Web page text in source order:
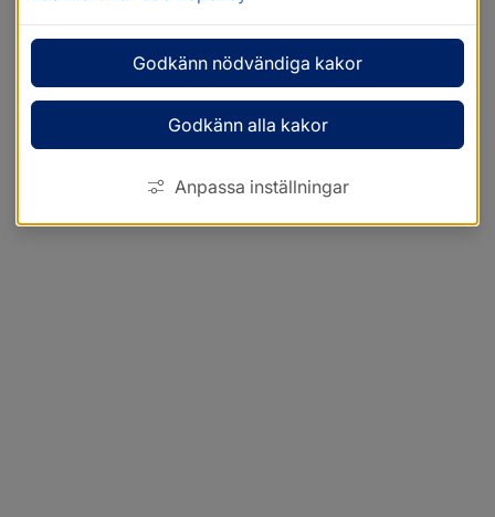
Godkänn nödvändiga kakor
Godkänn alla kakor
Anpassa inställningar